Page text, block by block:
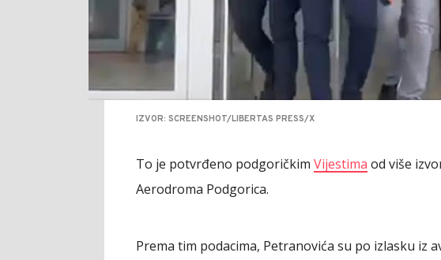
IZVOR: SCREENSHOT/LIBERTAS PRESS/X
To je potvrđeno podgoričkim Vijestima od više
Aerodroma Podgorica.
Prema tim podacima, Petranovića su po izlasku iz